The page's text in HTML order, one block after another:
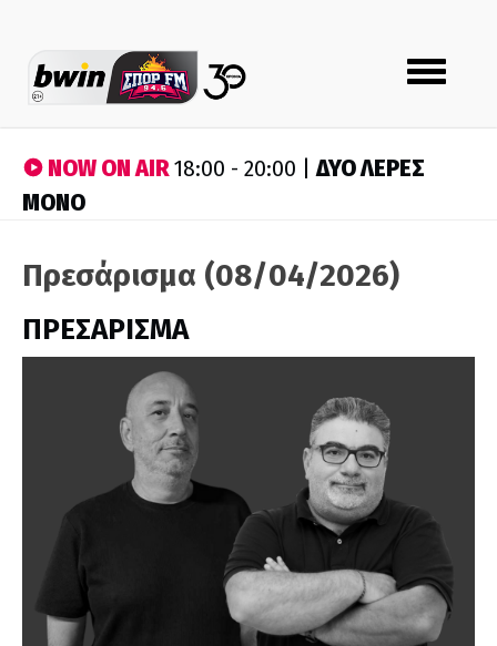
Toggle
navigation
NOW ON AIR18:00 - 20:00 |ΔΥΟ ΛΕΡΕΣ
ΜΟΝΟ
Πρεσάρισμα (08/04/2026)
ΠΡΕΣΑΡΙΣΜΑ